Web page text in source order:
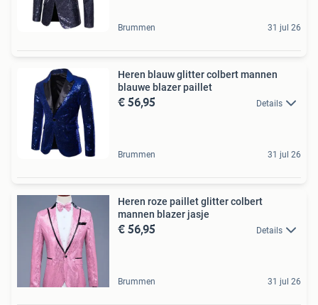
Brummen 31 jul 26
Heren blauw glitter colbert mannen
blauwe blazer paillet
€ 56,95 Details
Brummen 31 jul 26
Heren roze paillet glitter colbert
mannen blazer jasje
€ 56,95 Details
Brummen 31 jul 26